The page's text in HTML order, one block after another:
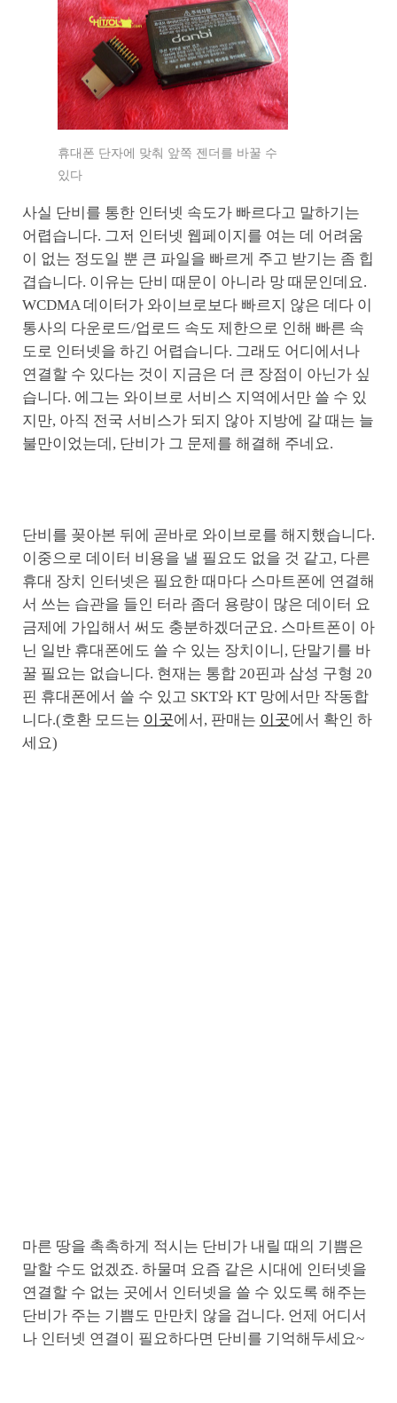
휴대폰 단자에 맞춰 앞쪽 젠더를 바꿀 수
있다
사실 단비를 통한 인터넷 속도가 빠르다고 말하기는
어렵습니다. 그저 인터넷 웹페이지를 여는 데 어려움
이 없는 정도일 뿐 큰 파일을 빠르게 주고 받기는 좀 힙
겹습니다. 이유는 단비 때문이 아니라 망 때문인데요.
WCDMA 데이터가 와이브로보다 빠르지 않은 데다 이
통사의 다운로드/업로드 속도 제한으로 인해 빠른 속
도로 인터넷을 하긴 어렵습니다. 그래도 어디에서나
연결할 수 있다는 것이 지금은 더 큰 장점이 아닌가 싶
습니다. 에그는 와이브로 서비스 지역에서만 쓸 수 있
지만, 아직 전국 서비스가 되지 않아 지방에 갈 때는 늘
불만이었는데, 단비가 그 문제를 해결해 주네요.
단비를 꽂아본 뒤에 곧바로 와이브로를 해지했습니다.
이중으로 데이터 비용을 낼 필요도 없을 것 같고, 다른
휴대 장치 인터넷은 필요한 때마다 스마트폰에 연결해
서 쓰는 습관을 들인 터라 좀더 용량이 많은 데이터 요
금제에 가입해서 써도 충분하겠더군요. 스마트폰이 아
닌 일반 휴대폰에도 쓸 수 있는 장치이니, 단말기를 바
꿀 필요는 없습니다. 현재는 통합 20핀과 삼성 구형 20
핀 휴대폰에서 쓸 수 있고 SKT와 KT 망에서만 작동합
니다.(호환 모드는 이곳에서, 판매는 이곳에서 확인 하
세요)
마른 땅을 촉촉하게 적시는 단비가 내릴 때의 기쁨은
말할 수도 없겠죠. 하물며 요즘 같은 시대에 인터넷을
연결할 수 없는 곳에서 인터넷을 쓸 수 있도록 해주는
단비가 주는 기쁨도 만만치 않을 겁니다. 언제 어디서
나 인터넷 연결이 필요하다면 단비를 기억해두세요~